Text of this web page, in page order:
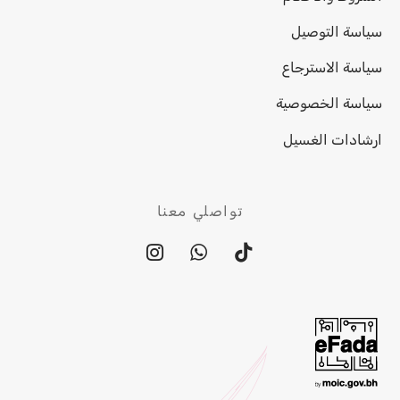
سياسة التوصيل
سياسة الاسترجاع
سياسة الخصوصية
ارشادات الغسيل
تواصلي معنا